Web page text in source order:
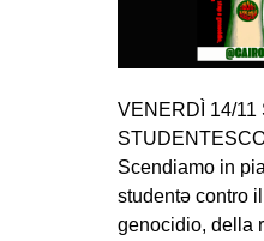
VENERDÌ 14/11
Scendiamo in
studentə contro
genocidio, della